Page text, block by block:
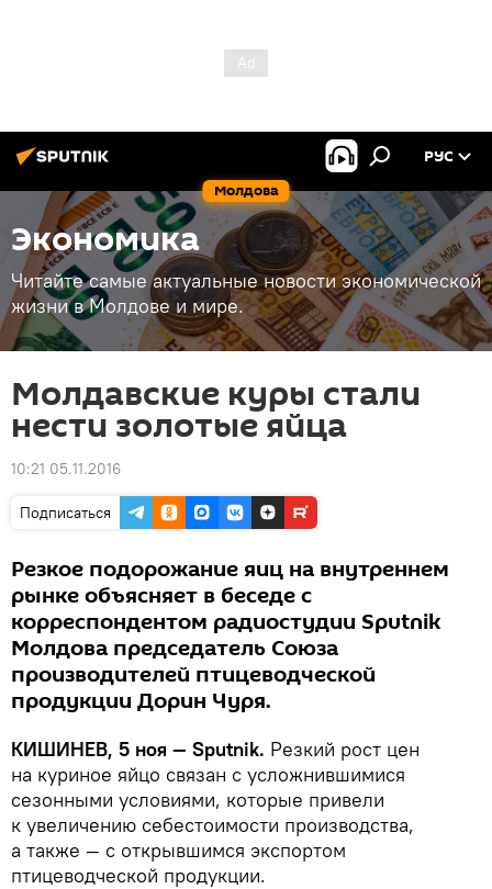
Молдова
РУС
Экономика
Читайте самые актуальные новости экономической
жизни в Молдове и мире.
Молдавские куры стали
нести золотые яйца
10:21 05.11.2016
Подписаться
Резкое подорожание яиц на внутреннем
рынке объясняет в беседе с
корреспондентом радиостудии Sputnik
Молдова председатель Союза
производителей птицеводческой
продукции Дорин Чуря.
КИШИНЕВ, 5 ноя — Sputnik. Резкий рост цен
на куриное яйцо связан с усложнившимися
сезонными условиями, которые привели
к увеличению себестоимости производства,
а также — с открывшимся экспортом
птицеводческой продукции.